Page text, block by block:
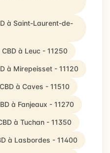
à Saint-Laurent-de-
à Leuc - 11250
à Mirepeisset - 11120
à Caves - 11510
à Fanjeaux - 11270
à Tuchan - 11350
à Lasbordes - 11400